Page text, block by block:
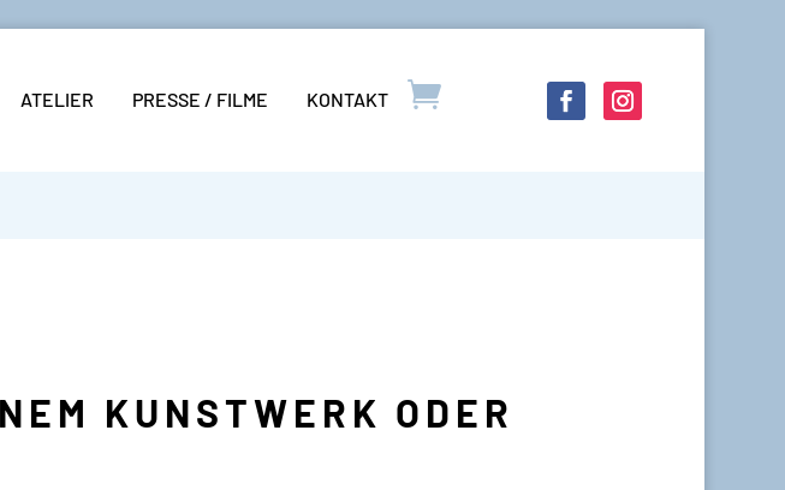
ATELIER PRESSE / FILME KONTAKT
KUNSTWERK ODER